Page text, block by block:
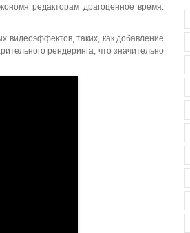
редакторам драгоценное время.
видеоэффектов, таких, как добавление
рендеринга, что значительно